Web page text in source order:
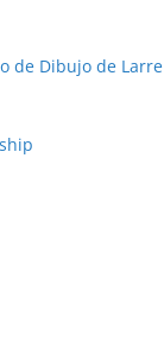
de Dibujo de Larre